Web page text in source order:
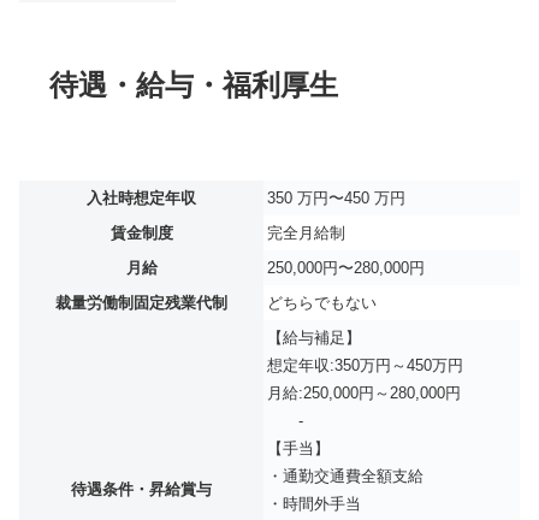
待遇・給与・福利厚生
入社時想定年収
350 万円〜450 万円
賃金制度
完全月給制
月給
250,000円〜280,000円
裁量労働制固定残業代制
どちらでもない
待遇条件・昇給賞与
【給与補足】
想定年収:350万円～450万円
月給:250,000円～280,000円
-
【手当】
・通勤交通費全額支給
・時間外手当